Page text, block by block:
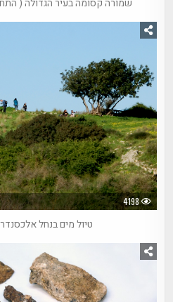
שמורה קסומה בעיר הגדולה (
4198
טיול מים בנחל